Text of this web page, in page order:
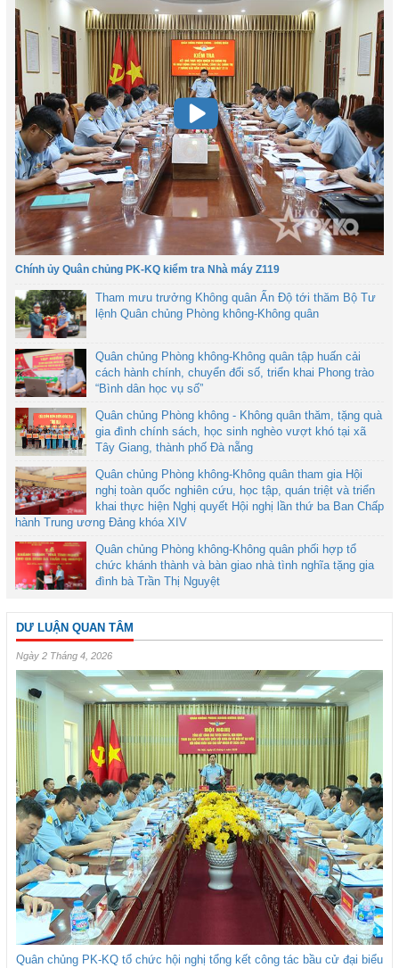
Chính ủy Quân chủng PK-KQ kiểm tra Nhà máy Z119
Tham mưu trưởng Không quân Ấn Độ tới thăm Bộ Tư
lệnh Quân chủng Phòng không-Không quân
Quân chủng Phòng không-Không quân tập huấn cải
cách hành chính, chuyển đổi số, triển khai Phong trào
“Bình dân học vụ số”
Quân chủng Phòng không - Không quân thăm, tặng quà
gia đình chính sách, học sinh nghèo vượt khó tại xã
Tây Giang, thành phố Đà nẵng
Quân chủng Phòng không-Không quân tham gia Hội
nghị toàn quốc nghiên cứu, học tập, quán triệt và triển
khai thực hiện Nghị quyết Hội nghị lần thứ ba Ban Chấp
hành Trung ương Đảng khóa XIV
Quân chủng Phòng không-Không quân phối hợp tổ
chức khánh thành và bàn giao nhà tình nghĩa tặng gia
đình bà Trần Thị Nguyệt
DƯ LUẬN QUAN TÂM
Ngày 2 Tháng 4, 2026
Quân chủng PK-KQ tổ chức hội nghị tổng kết công tác bầu cử đại biểu